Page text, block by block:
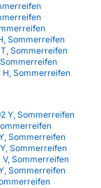
Sommerreifen
T, Sommerreifen
H, Sommerreifen
Y, Sommerreifen
Sommerreifen
Sommerreifen
V, Sommerreifen
Sommerreifen